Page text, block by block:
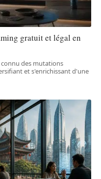
gratuit et légal en
connu des mutations
et s'enrichissant d'une